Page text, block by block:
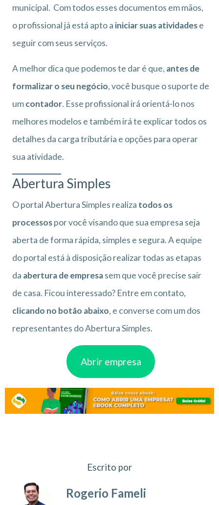
municipal. Com todos esses documentos em mãos,
o profissional já está apto a iniciar suas atividadese
seguir com seus serviços.
A melhor dica que podemos te dar é que, antes de
formalizar o seu negócio, você busque o suporte de
umcontador. Esse profissional irá orientá-lo nos
melhores modelos e também irá te explicar todos os
detalhes da carga tributária e opções para operar
sua atividade.
Abertura Simples
O portal Abertura Simples realiza todos os
processospor você visando que sua empresa seja
aberta de forma rápida, simples e segura. A equipe
do portal está à disposição realizar todas as etapas
da abertura de empresasem que você precise sair
de casa. Ficou interessado? Entre em contato,
clicando no botão abaixo, e converse com um dos
representantes do Abertura Simples.
Abrir empresa
Escrito por
Rogerio Fameli